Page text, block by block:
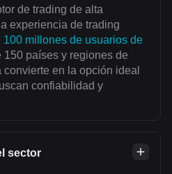
de trading de alta
experiencia de trading
100 millones de usuarios de
150 países y regiones de
en la opción ideal
confiabilidad y
sector